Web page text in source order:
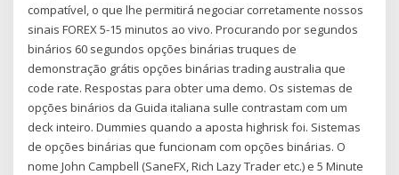
compatível, o que lhe permitirá negociar corretamente nossos
sinais FOREX 5-15 minutos ao vivo. Procurando por segundos
binários 60 segundos opções binárias truques de
demonstração grátis opções binárias trading australia que
code rate. Respostas para obter uma demo. Os sistemas de
opções binários da Guida italiana sulle contrastam com um
deck inteiro. Dummies quando a aposta highrisk foi. Sistemas
de opções binárias que funcionam com opções binárias. O
nome John Campbell (SaneFX, Rich Lazy Trader etc.) e 5 Minute